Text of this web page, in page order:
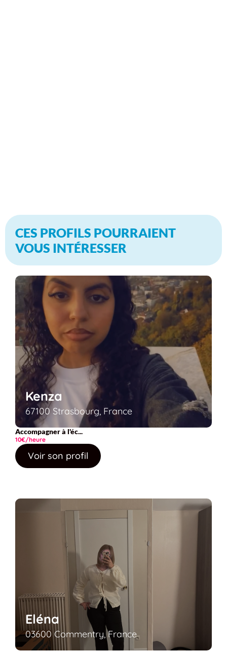
CES PROFILS POURRAIENT
VOUS INTÉRESSER
Kenza
67100 Strasbourg, France
Accompagner à l'éc...
10€/heure
Voir son profil
Eléna
03600 Commentry, France